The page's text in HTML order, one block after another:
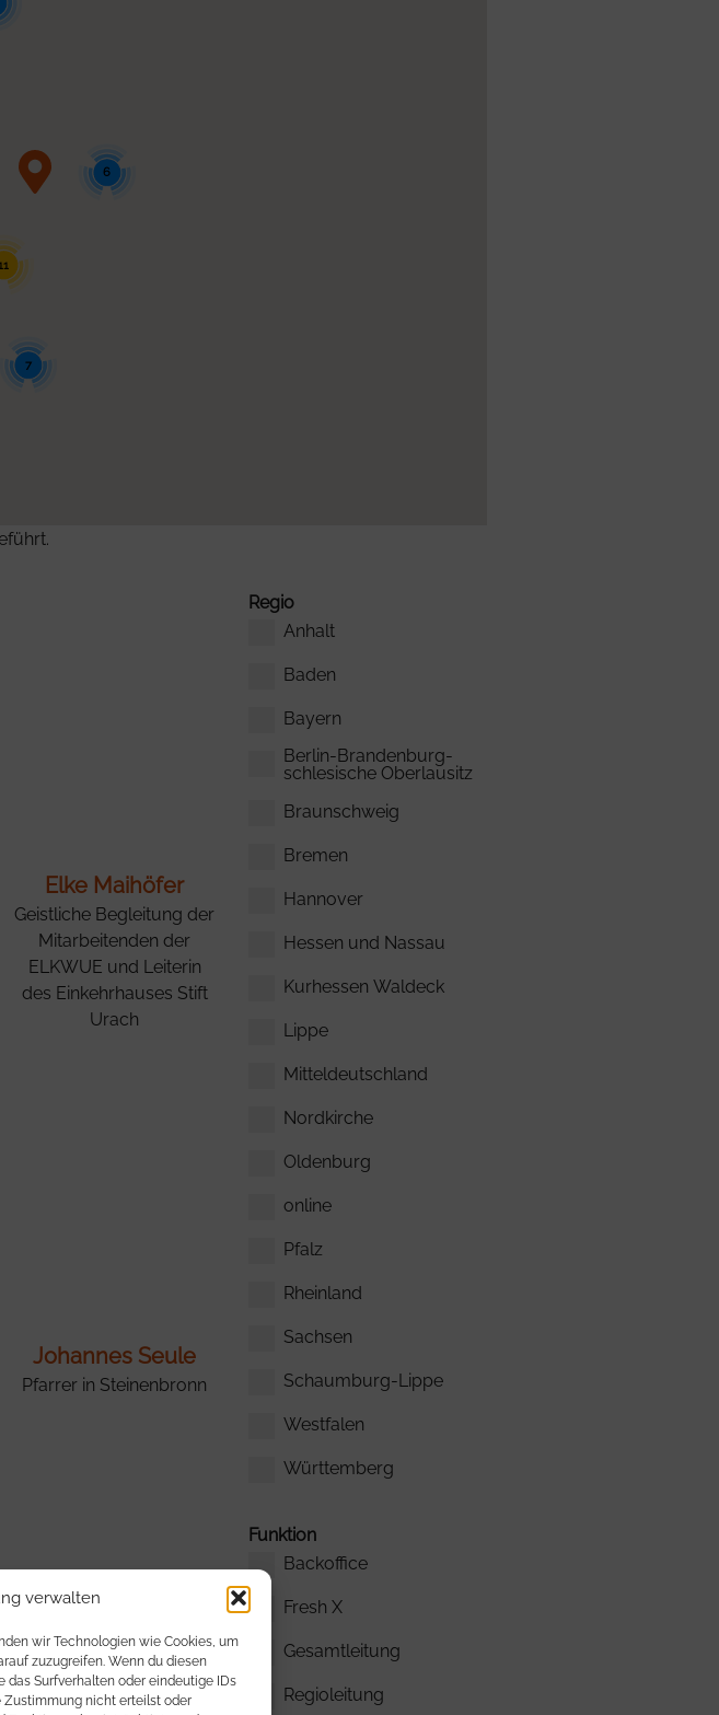
verwalten
wir Technologien wie Cookies, um
zuzugreifen. Wenn du diesen
Surfverhalten oder eindeutige IDs
Zustimmung nicht erteilst oder
7
6
Elke Maihöfer
Geistliche Begleitung der
Mitarbeitenden der
ELKWUE und Leiterin
des Einkehrhauses Stift
Urach
Johannes Seule
Pfarrer in Steinenbronn
Regio
Anhalt
Baden
Bayern
Berlin-Brandenburg-
schlesische Oberlausitz
Braunschweig
Bremen
Hannover
Hessen und Nassau
Kurhessen Waldeck
Lippe
Mitteldeutschland
Nordkirche
Oldenburg
online
Pfalz
Rheinland
Sachsen
Schaumburg-Lippe
Westfalen
Württemberg
Funktion
Backoffice
Fresh X
Gesamtleitung
Regioleitung